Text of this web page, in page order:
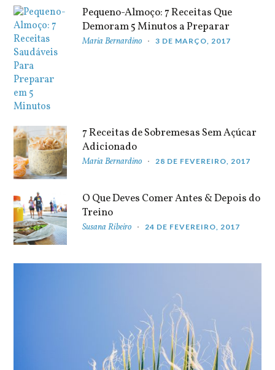
Pequeno-Almoço: 7 Receitas Que
Demoram 5 Minutos a Preparar
Maria Bernardino 3 DE MARÇO, 2017
7 Receitas de Sobremesas Sem Açúcar
Adicionado
Maria Bernardino 28 DE FEVEREIRO, 2017
O Que Deves Comer Antes & Depois do
Treino
Susana Ribeiro 24 DE FEVEREIRO, 2017